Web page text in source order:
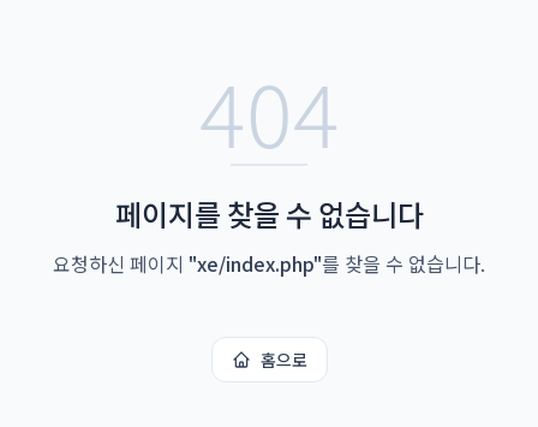
404
페이지를 찾을 수 없습니다
요청하신 페이지 "xe/index.php"를 찾을 수 없습니다.
홈으로